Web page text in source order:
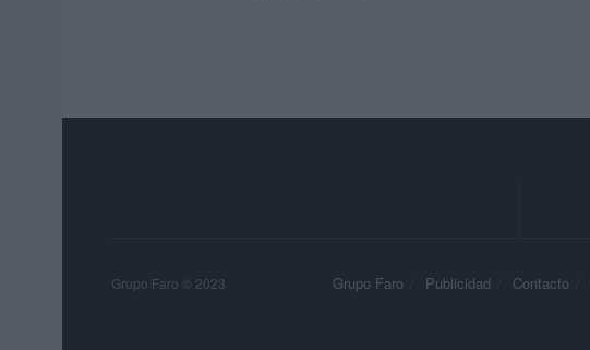
Grupo Faro Publicidad Contacto
Grupo Faro © 2023